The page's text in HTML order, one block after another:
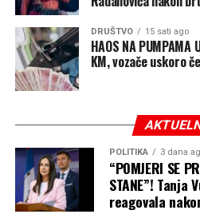
DRUŠTVO 15 sati ago
HAOS NA
KM, vozače uskoro
POLITIKA 3 dana
“POMJERI SE
STANE”! Tanja
reagovala